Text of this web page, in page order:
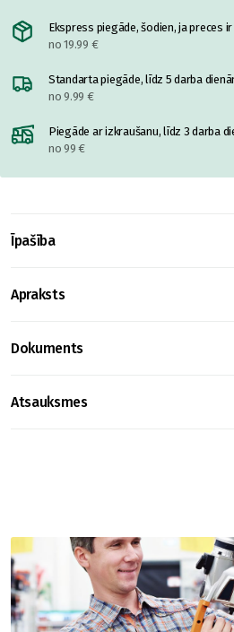
Ekspress piegāde, šodien, ja preces
no 19.99 €
Standarta piegāde, līdz 5 darba
no 9.99 €
Piegāde ar izkraušanu, līdz 3 darba
no 99 €
Īpašība
Apraksts
Dokuments
Atsauksmes